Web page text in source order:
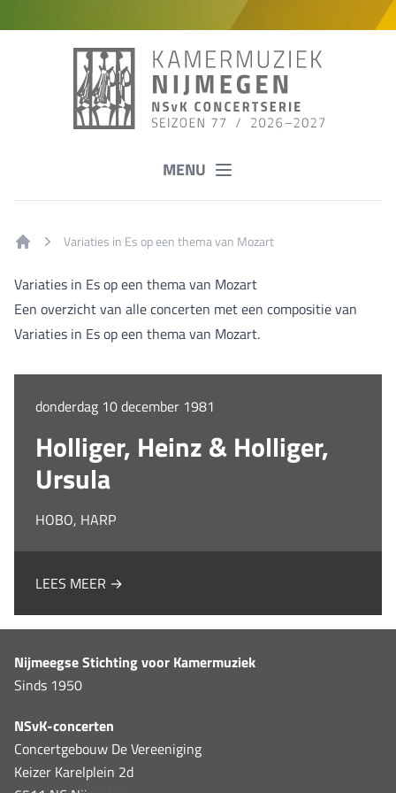
MENU
Variaties in Es op een thema van Mozart
Variaties in Es op een thema van Mozart
Een overzicht van alle concerten met een compositie van
Variaties in Es op een thema van Mozart.
donderdag 10 december 1981
Holliger, Heinz & Holliger,
Ursula
HOBO, HARP
LEES MEER →
Nijmeegse Stichting voor Kamermuziek
Sinds 1950
NSvK-concerten
Concertgebouw De Vereeniging
Keizer Karelplein 2d